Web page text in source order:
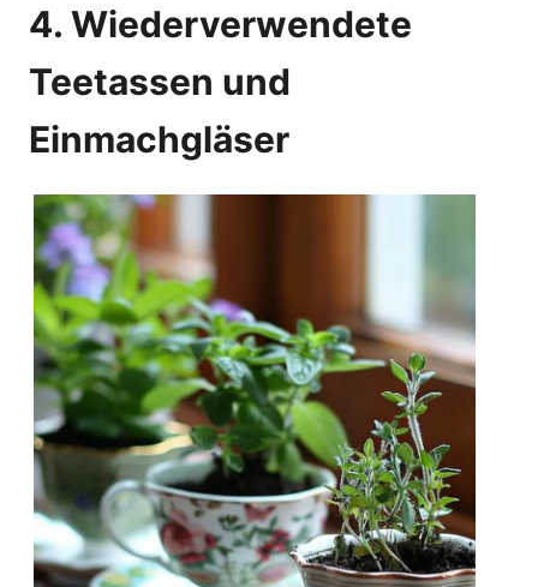
4. Wiederverwendete
Teetassen und
Einmachgläser